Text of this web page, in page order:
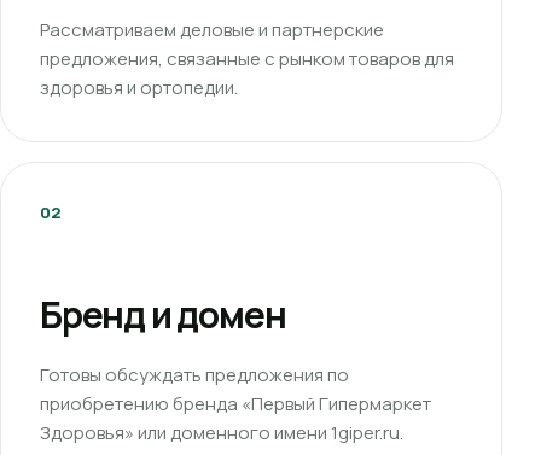
Рассматриваем деловые и партнерские
предложения, связанные с рынком товаров для
здоровья и ортопедии.
02
Бренд и домен
Готовы обсуждать предложения по
приобретению бренда «Первый Гипермаркет
Здоровья» или доменного имени 1giper.ru.